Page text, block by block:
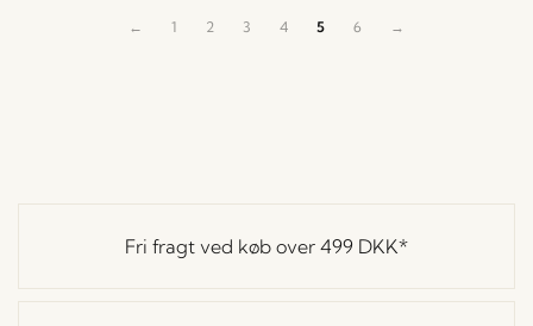
← 1 2 3 4 5 6 →
Fri fragt ved køb over 499 DKK*